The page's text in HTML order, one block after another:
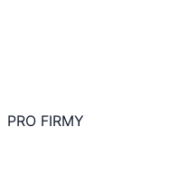
PRO FIRMY